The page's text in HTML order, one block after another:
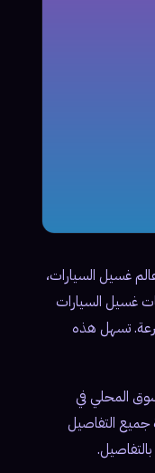
غسيل السيارات،
غسيل السيارات
تسهل هذه
المحلي في
جميع التفاصيل